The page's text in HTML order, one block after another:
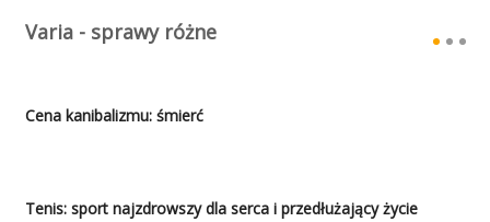
Varia - sprawy różne
Cena kanibalizmu: śmierć
Tenis: sport najzdrowszy dla serca i przedłużający życie